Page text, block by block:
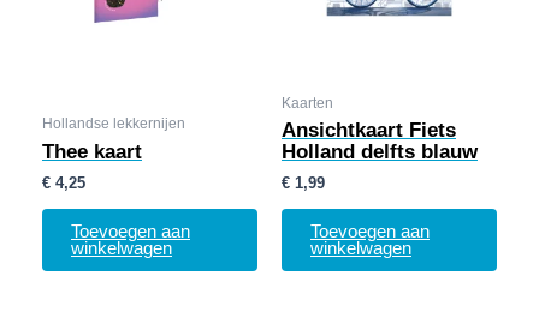
Hollandse lekkernijen
Thee kaart
€ 4,25
Toevoegen aan
winkelwagen
Kaarten
Ansichtkaart Fiets
Holland delfts blauw
€ 1,99
Toevoegen aan
winkelwagen